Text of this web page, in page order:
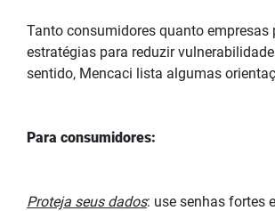
Tanto consumidores quanto empresas
estratégias para reduzir
sentido, Mencaci lista algumas
Para consumidores:
Proteja seus dados: use senhas fortes